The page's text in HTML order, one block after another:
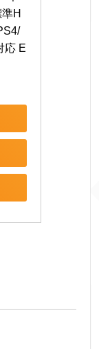
H
応 E